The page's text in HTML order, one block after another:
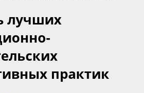
лучших
практик